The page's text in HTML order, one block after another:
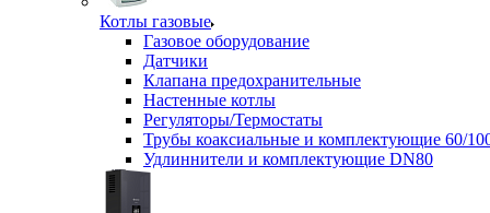
Котлы газовые
Газовое оборудование
Датчики
Клапана предохранительные
Настенные котлы
Регуляторы/Термостаты
Трубы коаксиальные и комплектующие 60/
Удлиннители и комплектующие DN80